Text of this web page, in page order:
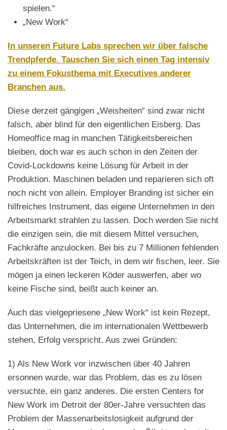
spielen.“
„New Work“
In unseren Future Labs sprechen wir über falsche
Trendpferde. Tauschen Sie sich einen Tag intensiv
zu einem Fokusthema mit Executives anderer
Branchen aus.
Diese derzeit gängigen „Weisheiten“ sind zwar nicht
falsch, aber blind für den eigentlichen Eisberg. Das
Homeoffice mag in manchen Tätigkeitsbereichen
bleiben, doch war es auch schon in den Zeiten der
Covid-Lockdowns keine Lösung für Arbeit in der
Produktion. Maschinen beladen und reparieren sich oft
noch nicht von allein. Employer Branding ist sicher ein
hilfreiches Instrument, das eigene Unternehmen in den
Arbeitsmarkt strahlen zu lassen. Doch werden Sie nicht
die einzigen sein, die mit diesem Mittel versuchen,
Fachkräfte anzulocken. Bei bis zu 7 Millionen fehlenden
Arbeitskräften ist der Teich, in dem wir fischen, leer. Sie
mögen ja einen leckeren Köder auswerfen, aber wo
keine Fische sind, beißt auch keiner an.
Auch das vielgepriesene „New Work“ ist kein Rezept,
das Unternehmen, die im internationalen Wettbewerb
stehen, Erfolg verspricht. Aus zwei Gründen:
1) Als New Work vor inzwischen über 40 Jahren
ersonnen wurde, war das Problem, das es zu lösen
versuchte, ein ganz anderes. Die ersten Centers for
New Work im Detroit der 80er-Jahre versuchten das
Problem der Massenarbeitslosigkeit aufgrund der